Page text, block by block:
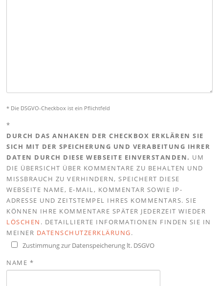
* Die DSGVO-Checkbox ist ein Pflichtfeld
*
DURCH DAS ANHAKEN DER CHECKBOX ERKLÄREN SIE
SICH MIT DER SPEICHERUNG UND VERABEITUNG IHRER
DATEN DURCH DIESE WEBSEITE EINVERSTANDEN. UM
DIE ÜBERSICHT ÜBER KOMMENTARE ZU BEHALTEN UND
MISSBRAUCH ZU VERHINDERN, SPEICHERT DIESE
WEBSEITE NAME, E-MAIL, KOMMENTAR SOWIE IP-
ADRESSE UND ZEITSTEMPEL IHRES KOMMENTARS. SIE
KÖNNEN IHRE KOMMENTARE SPÄTER JEDERZEIT WIEDER
LÖSCHEN . DETAILLIERTE INFORMATIONEN FINDEN SIE IN
MEINER DATENSCHUTZERKLÄRUNG.
Zustimmung zur Datenspeicherung lt. DSGVO
NAME *